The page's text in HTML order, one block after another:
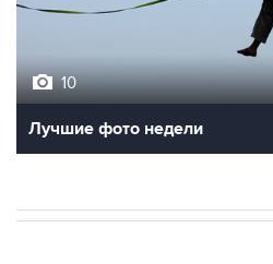
10
Лучшие фото недели